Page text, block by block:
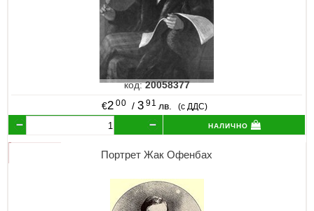
код:20058377
€2 00 / 3 91 лв. (с ДДС)
налично
Портрет Жак Офенбах